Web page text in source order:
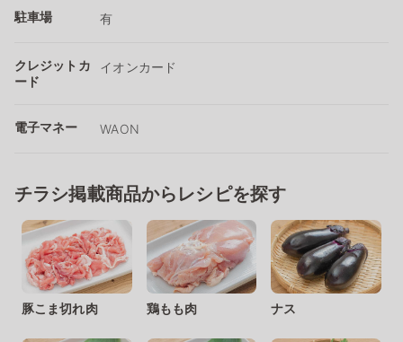
駐車場 有
クレジットカ
ード
イオンカード
電子マネー WAON
チラシ掲載商品からレシピを探す
豚こま切れ肉 鶏もも肉 ナス